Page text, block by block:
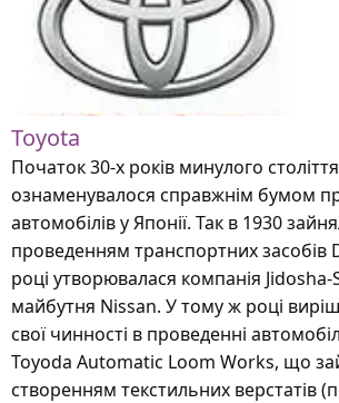
Toyota
Початок 30-х років минулого століття
ознаменувалося справжнім бумом
автомобілів у Японії. Так в 1930
проведенням транспортних засобів
році утворювалася компанія
майбутня Nissan. У тому ж році
свої чинності в проведенні
Toyoda Automatic Loom Works, що
створенням текстильних верстатів